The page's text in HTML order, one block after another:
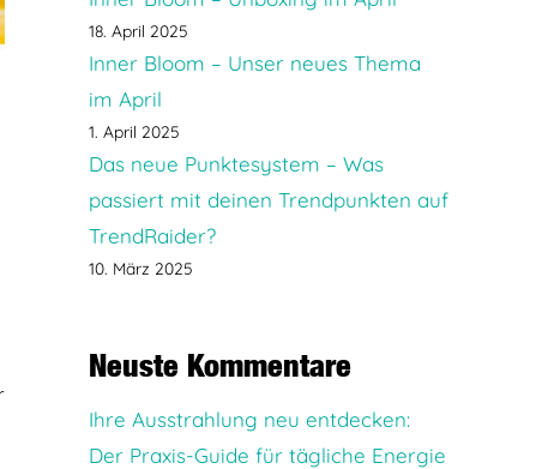
18. April 2025
Inner Bloom – Unser neues Thema
im April
1. April 2025
Das neue Punktesystem – Was
passiert mit deinen Trendpunkten auf
TrendRaider?
10. März 2025
Neuste Kommentare
Ihre Ausstrahlung neu entdecken:
Der Praxis-Guide für tägliche Energie